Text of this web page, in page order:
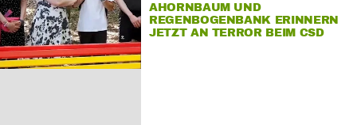
AHORNBAUM UND
REGENBOGENBANK ERINNERN
JETZT AN TERROR BEIM CSD